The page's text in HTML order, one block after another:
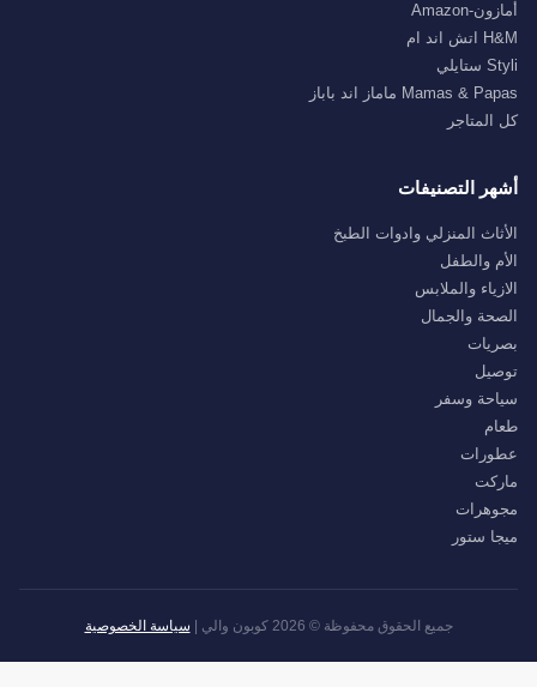
أمازون-Amazon
H&M اتش اند ام
Styli ستايلي
Mamas & Papas ماماز اند باباز
كل المتاجر
أشهر التصنيفات
الأثاث المنزلي وادوات الطبخ
الأم والطفل
الازياء والملابس
الصحة والجمال
بصريات
توصيل
سياحة وسفر
طعام
عطورات
ماركت
مجوهرات
ميجا ستور
جميع الحقوق محفوظة © 2026 كوبون والي | سياسة الخصوصية